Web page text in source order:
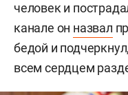
человек и
канале он назвал
бедой и
всем сердцем